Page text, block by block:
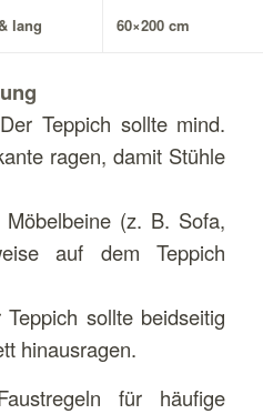
lang 60×200 cm
Teppich sollte mind.
ragen, damit Stühle
(z. B. Sofa,
auf dem Teppich
sollte beidseitig
hinausragen.
für häufige